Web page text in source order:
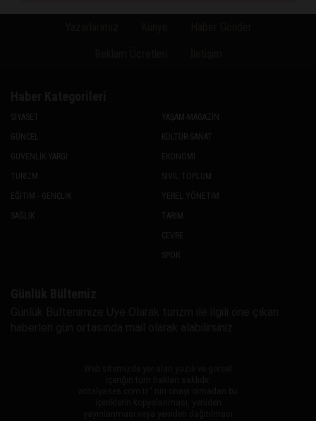
SİYASET
GÜNCEL
GÜVENLİK-YARGI
TURİZM
EĞİTİM - GENÇLİK
SAĞLIK
YAŞAM-MAGAZİN
KÜLTÜR-SANAT
EKONOMİ
SİVİL TOPLUM
YEREL YÖNETİM
TARIM
ÇEVRE
SPOR